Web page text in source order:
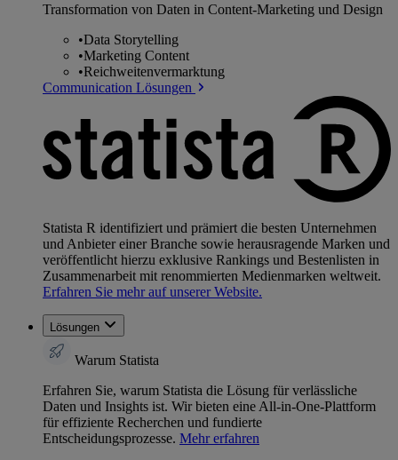
Transformation von Daten in Content-Marketing und Design
•Data Storytelling
•Marketing Content
•Reichweitenvermarktung
Communication Lösungen
Statista R identifiziert und prämiert die besten Unternehmen
und Anbieter einer Branche sowie herausragende Marken und
veröffentlicht hierzu exklusive Rankings und Bestenlisten in
Zusammenarbeit mit renommierten Medienmarken weltweit.
Erfahren Sie mehr auf unserer Website.
Lösungen
Warum Statista
Erfahren Sie, warum Statista die Lösung für verlässliche
Daten und Insights ist. Wir bieten eine All-in-One-Plattform
für effiziente Recherchen und fundierte
Entscheidungsprozesse. Mehr erfahren